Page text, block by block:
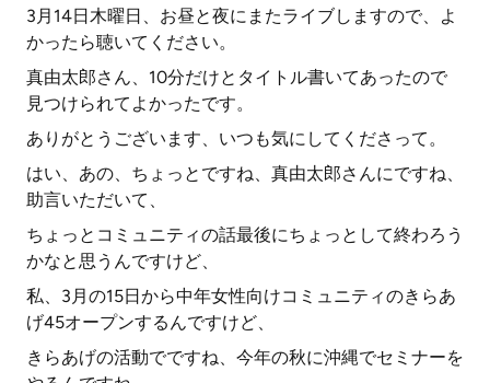
3月14日木曜日、お昼と夜にまたライブしますので、よ
かったら聴いてください。
真由太郎さん、10分だけとタイトル書いてあったので
見つけられてよかったです。
ありがとうございます、いつも気にしてくださって。
はい、あの、ちょっとですね、真由太郎さんにですね、
助言いただいて、
ちょっとコミュニティの話最後にちょっとして終わろう
かなと思うんですけど、
私、3月の15日から中年女性向けコミュニティのきらあ
げ45オープンするんですけど、
きらあげの活動でですね、今年の秋に沖縄でセミナーを